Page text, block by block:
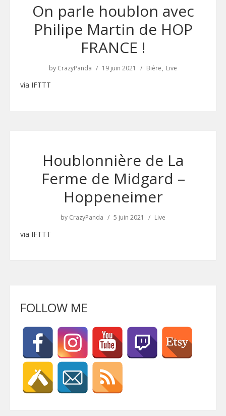
On parle houblon avec
Philipe Martin de HOP
FRANCE !
by CrazyPanda 19 juin 2021 Bière Live
via IFTTT
Houblonnière de La
Ferme de Midgard –
Hoppeneimer
by CrazyPanda 5 juin 2021 Live
via IFTTT
FOLLOW ME